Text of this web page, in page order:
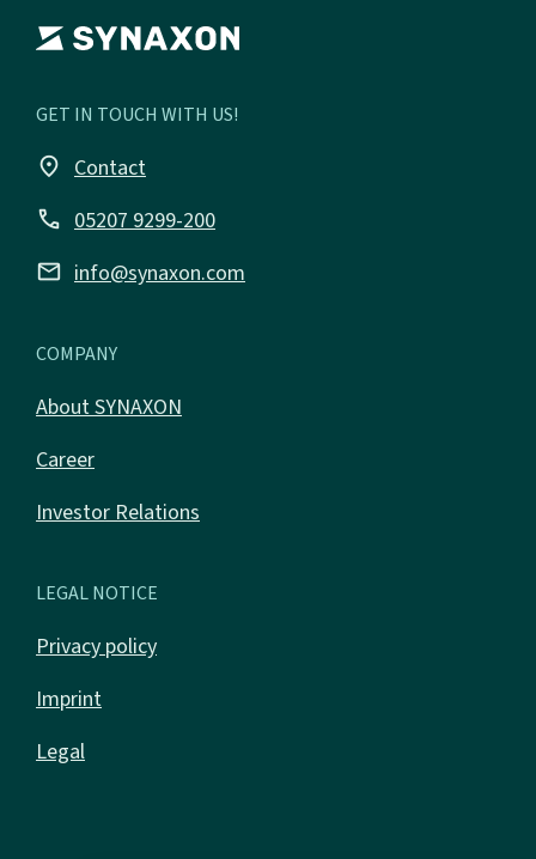
GET IN TOUCH WITH US!
place Contact
call 05207 9299-200
email info@synaxon.com
COMPANY
About SYNAXON
Career
Investor Relations
LEGAL NOTICE
Privacy policy
Imprint
Legal